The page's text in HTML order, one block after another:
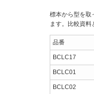
標本から型を取
ます。比較資料
品番
BCLC17
BCLC01
BCLC02